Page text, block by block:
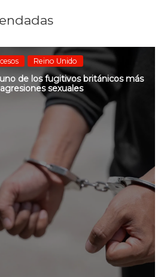
Reino Unido
de los fugitivos británicos más
sexuales